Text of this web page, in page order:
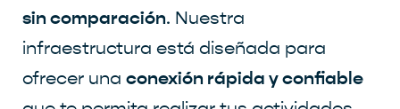
sin comparación. Nuestra
infraestructura está diseñada para
ofrecer una conexión rápida y confiable